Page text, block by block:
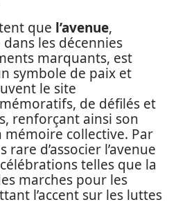
que l’avenue,
les décennies
marquants, est
symbole de paix et
le site
de défilés et
renforçant ainsi son
collective. Par
rare d’associer l’avenue
telles que la
marches pour les
l’accent sur les luttes